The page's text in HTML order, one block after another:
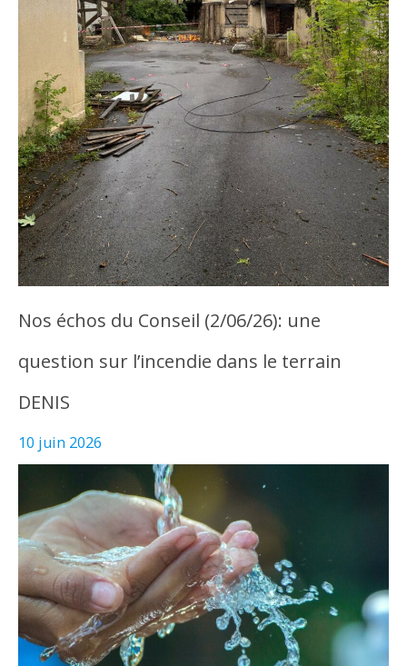
Nos échos du Conseil (2/06/26): une
question sur l’incendie dans le terrain
DENIS
10 juin 2026